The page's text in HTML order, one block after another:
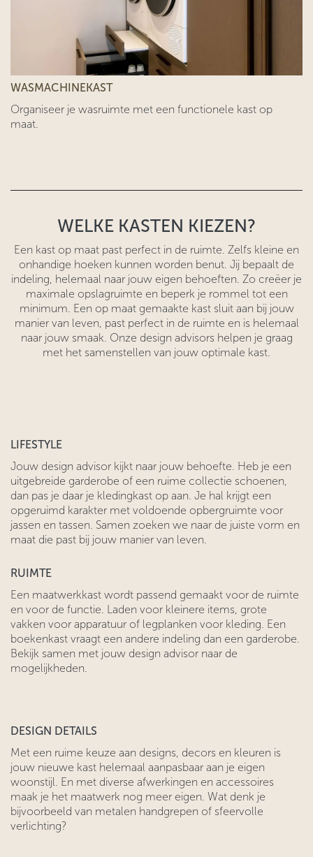
WASMACHINEKAST
Organiseer je wasruimte met een functionele kast op
maat.
WELKE KASTEN KIEZEN?
Een kast op maat past perfect in de ruimte. Zelfs kleine en
onhandige hoeken kunnen worden benut. Jij bepaalt de
indeling, helemaal naar jouw eigen behoeften. Zo creëer je
maximale opslagruimte en beperk je rommel tot een
minimum. Een op maat gemaakte kast sluit aan bij jouw
manier van leven, past perfect in de ruimte en is helemaal
naar jouw smaak. Onze design advisors helpen je graag
met het samenstellen van jouw optimale kast.
LIFESTYLE
Jouw design advisor kijkt naar jouw behoefte. Heb je een
uitgebreide garderobe of een ruime collectie schoenen,
dan pas je daar je kledingkast op aan. Je hal krijgt een
opgeruimd karakter met voldoende opbergruimte voor
jassen en tassen. Samen zoeken we naar de juiste vorm en
maat die past bij jouw manier van leven.
RUIMTE
Een maatwerkkast wordt passend gemaakt voor de ruimte
en voor de functie. Laden voor kleinere items, grote
vakken voor apparatuur of legplanken voor kleding. Een
boekenkast vraagt een andere indeling dan een garderobe.
Bekijk samen met jouw design advisor naar de
mogelijkheden.
DESIGN DETAILS
Met een ruime keuze aan designs, decors en kleuren is
jouw nieuwe kast helemaal aanpasbaar aan je eigen
woonstijl. En met diverse afwerkingen en accessoires
maak je het maatwerk nog meer eigen. Wat denk je
bijvoorbeeld van metalen handgrepen of sfeervolle
verlichting?